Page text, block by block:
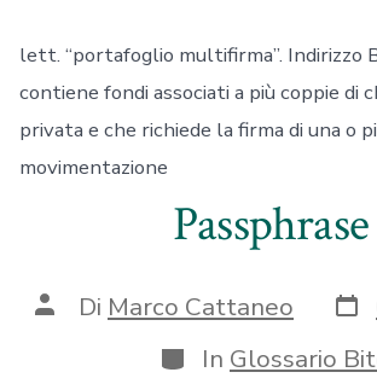
lett. “portafoglio multifirma”. Indirizzo
contiene fondi associati a più coppie di
privata e che richiede la firma di una o
movimentazione
Passphrase
Autore
articolo
Di Marco Cattaneo
Categorie
In Glossario